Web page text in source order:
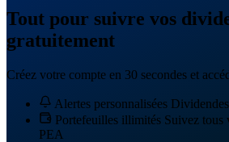
Tout pour suivre vos
gratuitement
Créez votre compte en 30 secondes et
Alertes personnalisées
Portefeuilles illimités Suivez tous
PEA